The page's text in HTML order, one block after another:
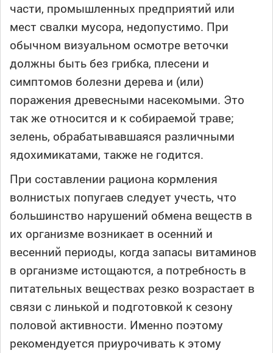
части, промышленных предприятий или
мест свалки мусора, недопустимо. При
обычном визуальном осмотре веточки
должны быть без грибка, плесени и
симптомов болезни дерева и (или)
поражения древесными насекомыми. Это
так же относится и к собираемой траве;
зелень, обрабатывавшаяся различными
ядохимикатами, также не годится.
При составлении рациона кормления
волнистых попугаев следует учесть, что
большинство нарушений обмена веществ в
их организме возникает в осенний и
весенний периоды, когда запасы витаминов
в организме истощаются, а потребность в
питательных веществах резко возрастает в
связи с линькой и подготовкой к сезону
половой активности. Именно поэтому
рекомендуется приурочивать к этому